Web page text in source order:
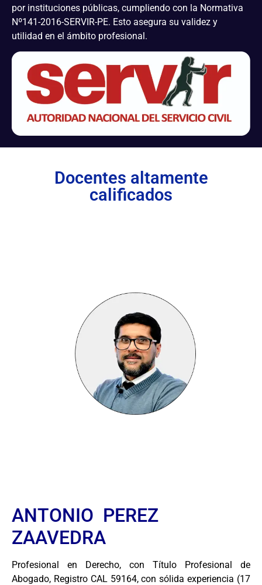
por instituciones públicas, cumpliendo con la Normativa
Nº141-2016-SERVIR-PE. Esto asegura su validez y
utilidad en el ámbito profesional.
Docentes altamente
calificados
ANTONIO PEREZ
ZAAVEDRA
Profesional en Derecho, con Título Profesional de
Abogado, Registro CAL 59164, con sólida experiencia (17